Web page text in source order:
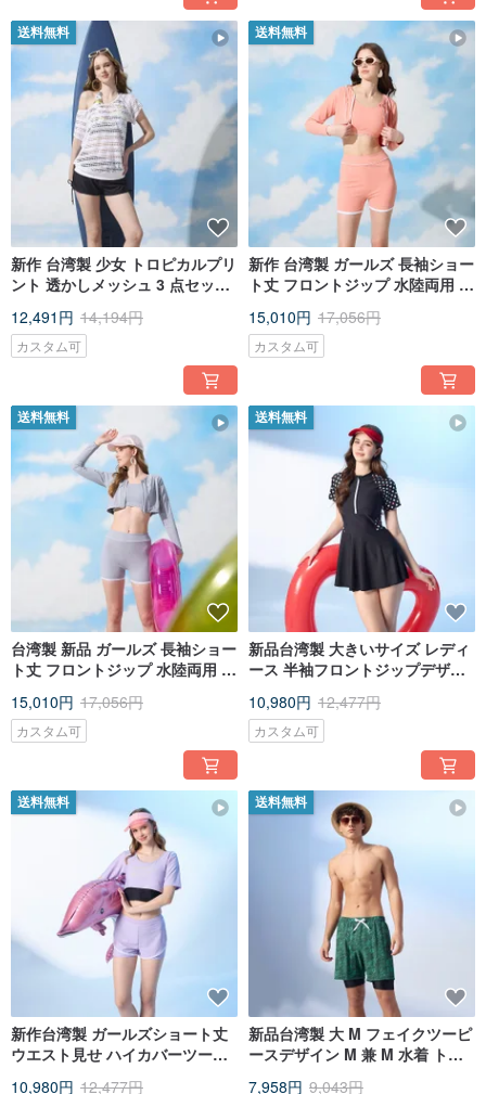
送料無料
新作 台湾製 少女 トロピカルプリ
ント 透かしメッシュ 3 点セット
12,491円 14,194円
カスタム可
送料無料
新作 台湾製 ガールズ 長袖ショー
ト丈 フロントジップ 水陸両用 ス
15,010円 17,056円
カスタム可
送料無料
台湾製 新品 ガールズ 長袖ショー
ト丈 フロントジップ 水陸両用 3
プル
15,010円 17,056円
カスタム可
送料無料
新品台湾製 大きいサイズ レディ
ース 半袖フロントジップデザイ
イズ ブラックレッドのバイカラ
ー
10,980円 12,477円
カスタム可
送料無料
新作台湾製 ガールズショート丈
ウエスト見せ ハイカバーツーピ
10,980円 12,477円
送料無料
新品台湾製 大 M フェイクツーピ
ースデザイン M 兼 M 水着 トロ
7,958円 9,043円